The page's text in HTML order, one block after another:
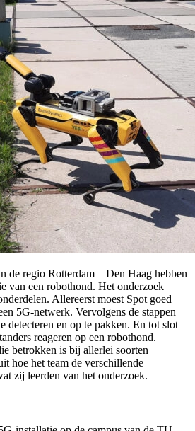
de regio Rotterdam – Den Haag hebben
van een robothond. Het onderzoek
Allereerst moest Spot goed
5G-netwerk. Vervolgens de stappen
detecteren en op te pakken. En tot slot
reageren op een robothond.
betrokken is bij allerlei soorten
hoe het team de verschillende
zij leerden van het onderzoek.